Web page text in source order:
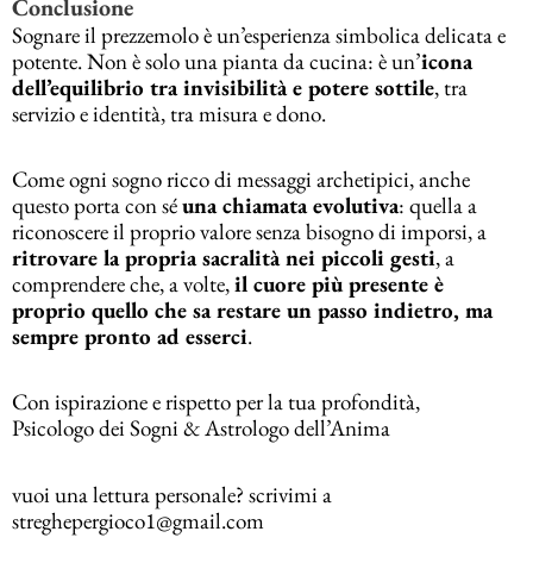
Conclusione
Sognare il prezzemolo è un’esperienza simbolica delicata e
potente. Non è solo una pianta da cucina: è un’icona
dell’equilibrio tra invisibilità e potere sottile, tra
servizio e identità, tra misura e dono.
Come ogni sogno ricco di messaggi archetipici, anche
questo porta con séuna chiamata evolutiva: quella a
riconoscere il proprio valore senza bisogno di imporsi, a
ritrovare la propria sacralità nei piccoli gesti, a
comprendere che, a volte,il cuore più presente è
proprio quello che sa restare un passo indietro, ma
sempre pronto ad esserci.
Con ispirazione e rispetto per la tua profondità,
Psicologo dei Sogni & Astrologo dell’Anima
vuoi una lettura personale? scrivimi a
streghepergioco1@gmail.com